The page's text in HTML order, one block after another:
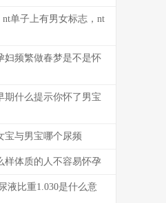
单子上有男女标志，nt
妇频繁做春梦是不是怀
期什么提示你怀了男宝
宝与男宝哪个尿频
样体质的人不容易怀孕
液比重1.030是什么意